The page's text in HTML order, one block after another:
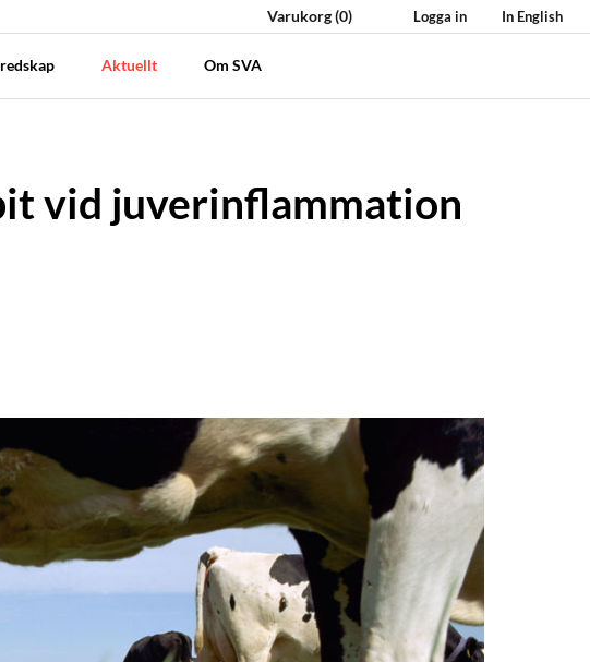
Varukorg(0) Logga in In English
Aktuellt Om SVA
vid juverinflammation